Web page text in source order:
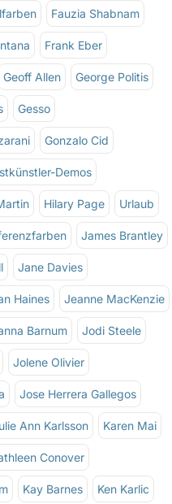
Fauzia Shabnam
Frank Eber
Geoff Allen George Politis
Gesso
Gonzalo Cid
Demos
Hilary Page Urlaub
James Brantley
Jane Davies
Haines Jeanne MacKenzie
Barnum Jodi Steele
Jolene Olivier
Jose Herrera Gallegos
Ann Karlsson Karen Mai
Conover
Kay Barnes Ken Karlic